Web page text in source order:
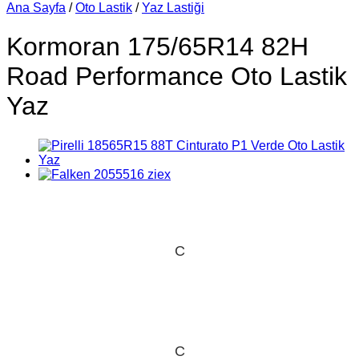
Ana Sayfa / Oto Lastik / Yaz Lastiği
Kormoran 175/65R14 82H
Road Performance Oto Lastik
Yaz
C
C